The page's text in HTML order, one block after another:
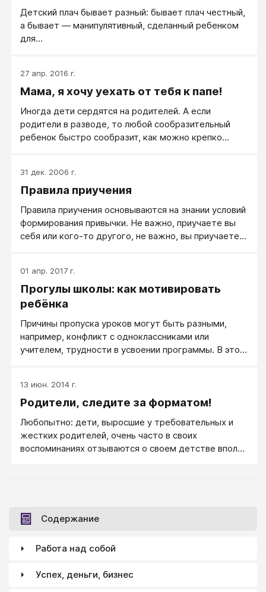
одежде неделями, - абсолютно бесполезно будет
объяснять немного подросшему ребенку, что он
должен быть чистеньким и умытым, что игрушки
Детский плач бывает разный: бывает плач честный,
а бывает — манипулятивный, сделанный ребенком
для...
27 апр. 2016 г.
Мама, я хочу уехать от тебя к папе!
Иногда дети сердятся на родителей. А если
родители в разводе, то любой сообразительный
ребенок быстро сообразит, как можно крепко
31 дек. 2006 г.
Правила приучения
Правила приучения основываются на знании условий
формирования привычки. Не важно, приучаете вы
себя или кого-то другого, не важно, вы приучаете к
01 апр. 2017 г.
Прогулы школы: как мотивировать
ребёнка
Причины пропуска уроков могут быть разными,
например, конфликт с одноклассниками или
учителем, трудности в усвоении программы. В этой
13 июн. 2014 г.
Родители, следите за форматом!
Любопытно: дети, выросшие у требовательных и
жестких родителей, очень часто в своих
воспоминаниях отзываются о своем детстве вполне
Содержание
Работа над собой
Успех, деньги, бизнес